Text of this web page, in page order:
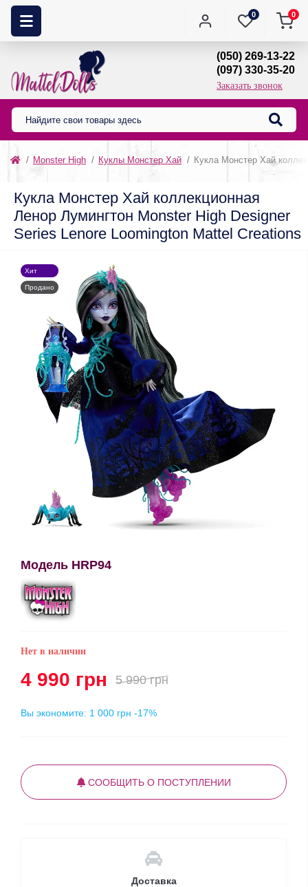
0 0
(050) 269-13-22
(097) 330-35-20
Заказать звонок
Monster High Куклы Монстер Хай Кукла Монстер Хай
Кукла Монстер Хай коллекционная
Ленор Лумингтон Monster High Designer
Series Lenore Loomington Mattel Creations
Модель HRP94
Хит
Продано
Нет в наличии
4 990 грн 5 990 грн
Вы экономите: 1 000 грн -17%
СООБЩИТЬ О ПОСТУПЛЕНИИ
Доставка